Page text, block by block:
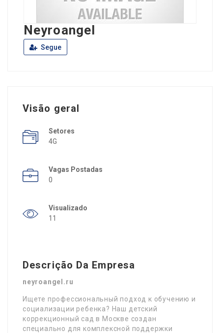
Neyroangel
Segue
Visão geral
Setores
4G
Vagas Postadas
0
Visualizado
11
Descrição Da Empresa
neyroangel.ru
Ищете профессиональный подход к обучению и
социализации ребенка? Наш детский
коррекционный сад в Москве создан
специально для комплексной поддержки